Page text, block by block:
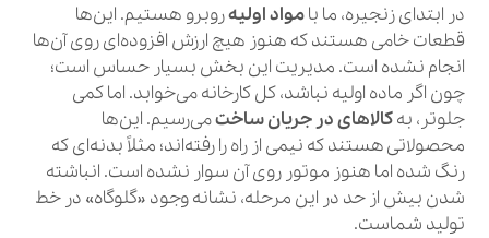
در ابتدای زنجیره، ما بامواد اولیهروبرو هستیم. این‌ها
قطعات خامی هستند که هنوز هیچ ارزش افزوده‌ای روی آن‌ها
انجام نشده است. مدیریت این بخش بسیار حساس است؛
چون اگر ماده اولیه نباشد، کل کارخانه می‌خوابد. اما کمی
جلوتر، بهکالاهای در جریان ساختمی‌رسیم. این‌ها
محصولاتی هستند که نیمی از راه را رفته‌اند؛ مثلاً بدنه‌ای که
رنگ شده اما هنوز موتور روی آن سوار نشده است. انباشته
شدن بیش از حد در این مرحله، نشانه وجود «گلوگاه» در خط
تولید شماست.